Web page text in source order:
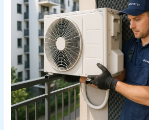
BLOKU
W
WARSZAWIE
BEZ
STRESU:
GDZIE
ZAMONTOWAĆ
JEDNOSTKĘ,
JAK
OGRANICZYĆ
HAŁAS
I
ROZWIĄZAĆ
SKROPLINY